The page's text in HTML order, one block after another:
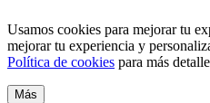
Usamos cookies para mejorar tu
mejorar tu experiencia y
Política de cookies para más
Más